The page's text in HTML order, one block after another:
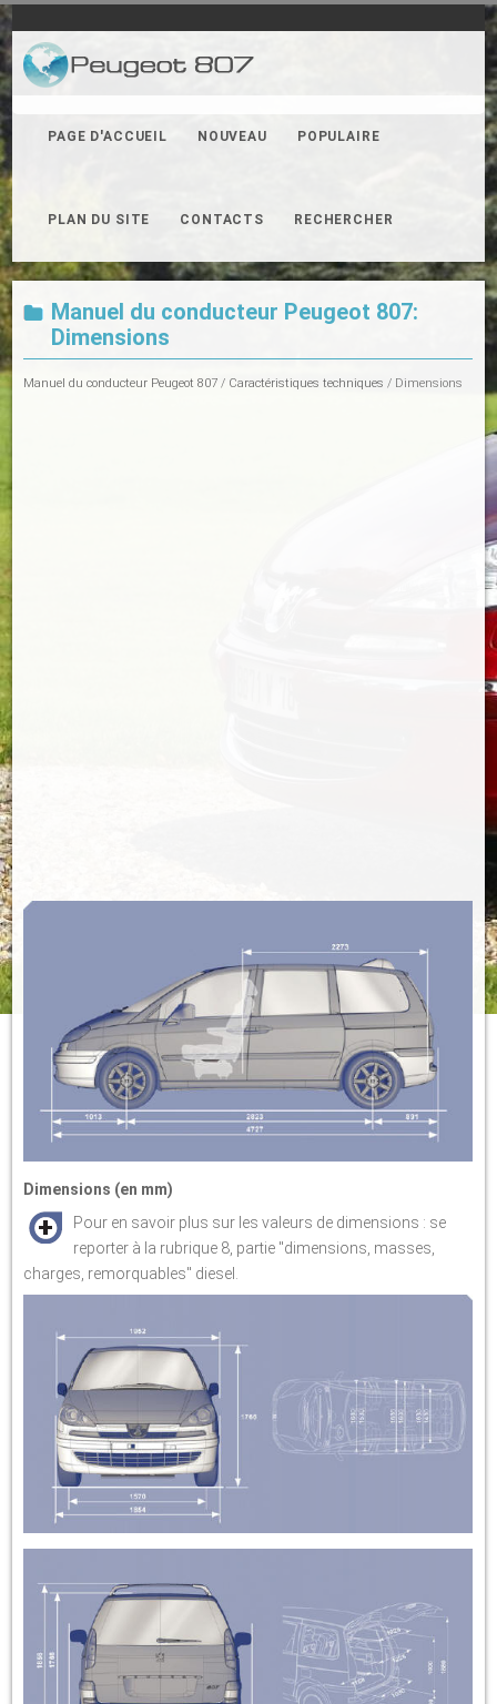
PAGE D'ACCUEIL NOUVEAU POPULAIRE
PLAN DU SITE CONTACTS RECHERCHER
Manuel du conducteur Peugeot 807:
Dimensions
Manuel du conducteur Peugeot 807 / Caractéristiques techniques / Dimensions
Dimensions (en mm)
Pour en savoir plus sur les valeurs de dimensions : se
reporter à la rubrique 8, partie "dimensions, masses,
charges, remorquables" diesel.